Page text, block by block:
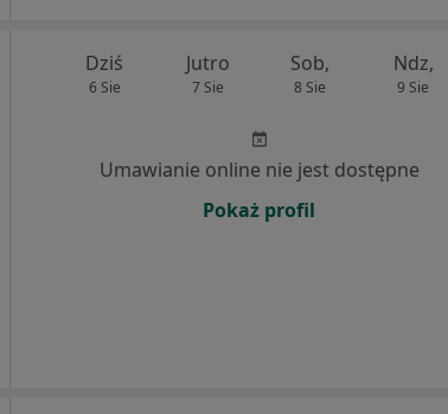
Dziś
6 Sie
Jutro
7 Sie
Sob,
8 Sie
Ndz,
9 Sie
Umawianie online nie jest dostępne
Pokaż profil